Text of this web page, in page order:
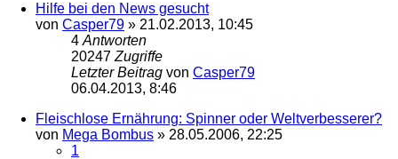
Hilfe bei den News gesucht
von Casper79 » 21.02.2013, 10:45
4 Antworten
20247 Zugriffe
Letzter Beitrag von Casper79
06.04.2013, 8:46
Fleischlose Ernährung: Spinner oder Weltverbesserer?
von Mega Bombus » 28.05.2006, 22:25
1